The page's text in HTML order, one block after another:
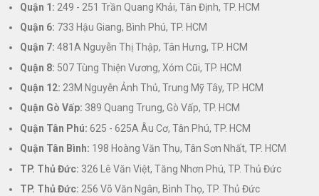
Quận 1: 249 - 251 Trần Quang Khải, Tân Định, TP. HCM
Quận 6: 733 Hậu Giang, Bình Phú, TP. HCM
Quận 7: 481A Nguyễn Thị Thập, Tân Hưng, TP. HCM
Quận 8: 507 Tùng Thiện Vương, Xóm Cũi, TP. HCM
Quận 12: 23M Nguyễn Ảnh Thủ, Trung Mỹ Tây, TP. HCM
Quận Gò Vấp: 389 Quang Trung, Gò Vấp, TP. HCM
Quận Tân Phú: 625 - 625A Âu Cơ, Tân Phú, TP. HCM
Quận Tân Bình: 198 Hoàng Văn Thụ, Tân Sơn Nhất, TP. HCM
TP. Thủ Đức: 326 Lê Văn Việt, Tăng Nhơn Phú, TP. Thủ Đức
TP. Thủ Đức: 256 Võ Văn Ngân, Bình Thọ, TP. Thủ Đức